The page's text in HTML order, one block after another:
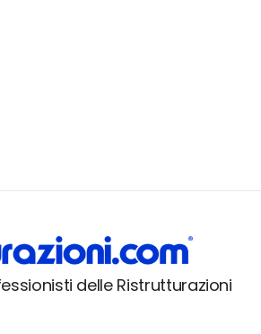
delle Ristrutturazioni